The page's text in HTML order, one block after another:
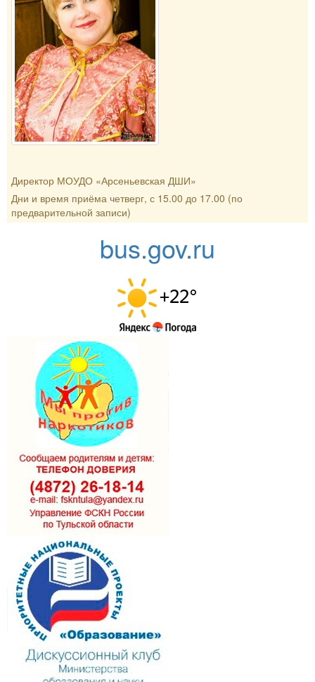
Директор МОУДО «Арсеньевская ДШИ»
Дни и время приёма четверг, с 15.00 до 17.00 (по
предварительной записи)
bus.gov.ru